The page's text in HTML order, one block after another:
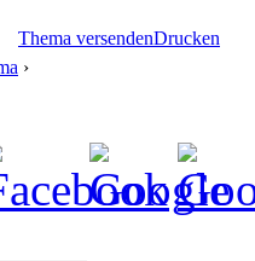
Thema versendenDrucken
›